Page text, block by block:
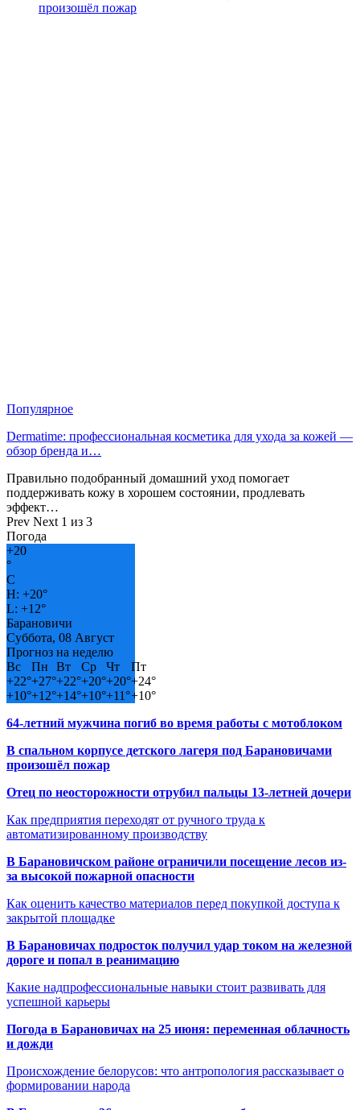
произошёл пожар
Популярное
Dermatime: профессиональная косметика для ухода за кожей —
обзор бренда и…
Правильно подобранный домашний уход помогает
поддерживать кожу в хорошем состоянии, продлевать
эффект…
Prev Next 1 из 3
Погода
+20
°
C
H: +20°
L: +12°
Барановичи
Суббота, 08 Август
Прогноз на неделю
Вс
Пн Вт Ср Чт
Пт
+22°+27°+22°+20°+20°+24°
+10°+12°+14°+10°+11°+10°
64-летний мужчина погиб во время работы с мотоблоком
В спальном корпусе детского лагеря под Барановичами
произошёл пожар
Отец по неосторожности отрубил пальцы 13-летней дочери
Как предприятия переходят от ручного труда к
автоматизированному производству
В Барановичском районе ограничили посещение лесов из-
за высокой пожарной опасности
Как оценить качество материалов перед покупкой доступа к
закрытой площадке
В Барановичах подросток получил удар током на железной
дороге и попал в реанимацию
Какие надпрофессиональные навыки стоит развивать для
успешной карьеры
Погода в Барановичах на 25 июня: переменная облачность
и дожди
Происхождение белорусов: что антропология рассказывает о
формировании народа